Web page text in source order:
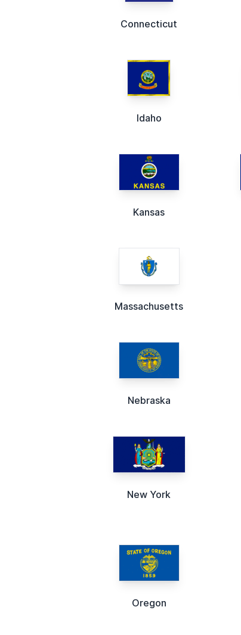
Connecticut
Idaho
Kansas
Massachusetts
Nebraska
New York
Oregon